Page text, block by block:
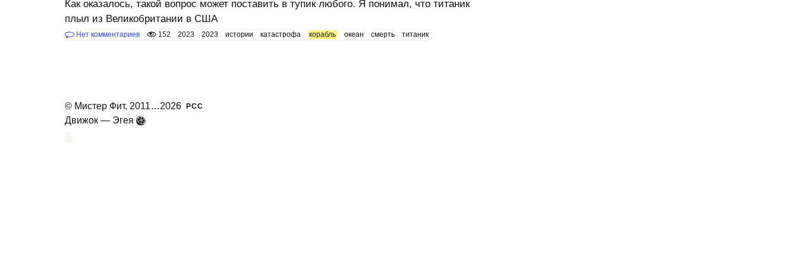
Как оказалось, такой вопрос может поставить в тупик любого. Я понимал, что титаник
плыл из Великобритании в США
Нет комментариев 152 2023 2023 истории катастрофа корабль океан смерть титаник
© Мистер Фит, 2011...2026 РСС
Движок — Эгея